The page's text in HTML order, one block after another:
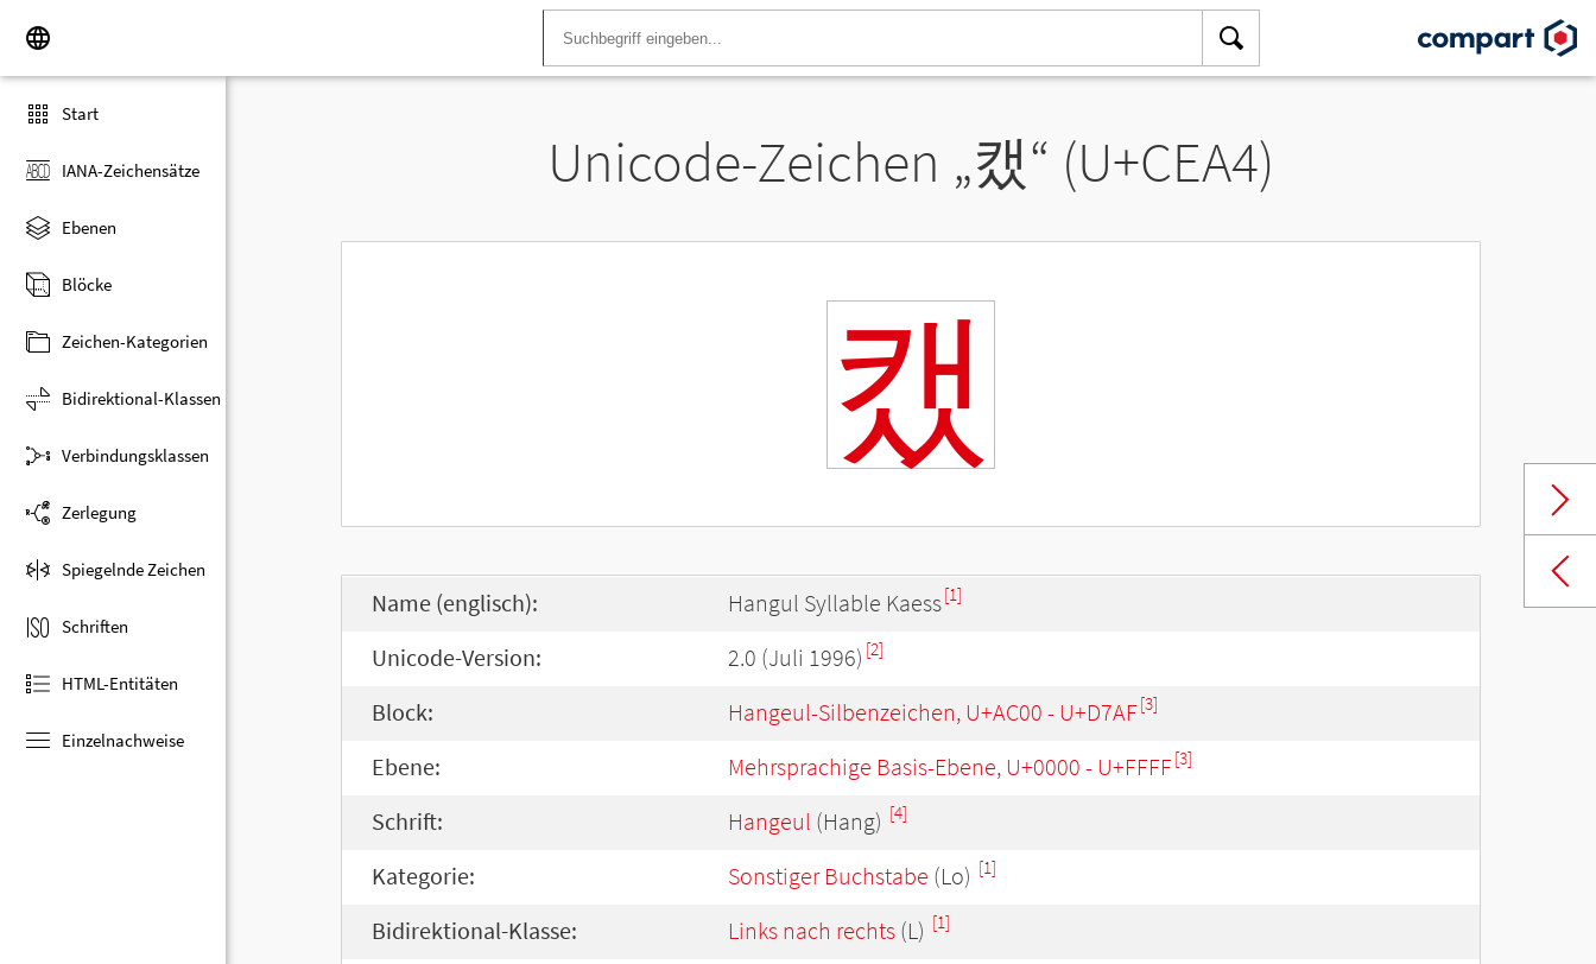
Start
IANA-Zeichensätze
Ebenen
Blöcke
Zeichen-Kategorien
Bidirektional-Klassen
Verbindungsklassen
Zerlegung
Spiegelnde Zeichen
Schriften
HTML-Entitäten
Einzelnachweise
Unicode-Zeichen „캤“ (U+CEA4)
캤
Name (englisch): Hangul Syllable Kaess[1]
Unicode-Version: 2.0 (Juli 1996) [2]
Block: Hangeul-Silbenzeichen, U+AC00 - U+D7AF[3]
Ebene: Mehrsprachige Basis-Ebene, U+0000 - U+FFFF[3]
Schrift: Hangeul (Hang) [4]
Kategorie: Sonstiger Buchstabe (Lo) [1]
Bidirektional-Klasse: Links nach rechts (L) [1]